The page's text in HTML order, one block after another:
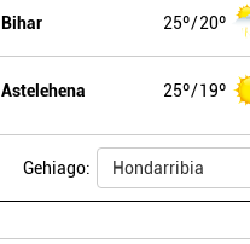
Bihar 25º 20º
Astelehena 25º 19º
Gehiago: Hondarribia